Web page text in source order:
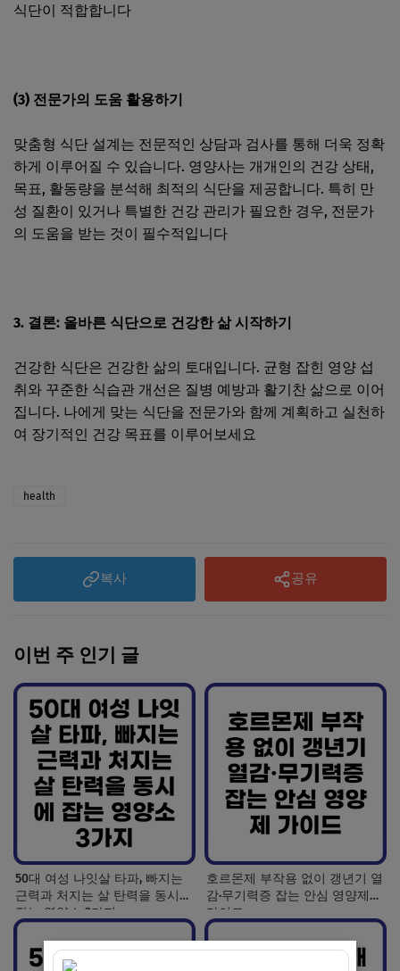
식단이 적합합니다​
(3) 전문가의 도움 활용하기
맞춤형 식단 설계는 전문적인 상담과 검사를 통해 더욱 정확
하게 이루어질 수 있습니다. 영양사는 개개인의 건강 상태,
목표, 활동량을 분석해 최적의 식단을 제공합니다. 특히 만
성 질환이 있거나 특별한 건강 관리가 필요한 경우, 전문가
의 도움을 받는 것이 필수적입니다​ ​
3. 결론: 올바른 식단으로 건강한 삶 시작하기
건강한 식단은 건강한 삶의 토대입니다. 균형 잡힌 영양 섭
취와 꾸준한 식습관 개선은 질병 예방과 활기찬 삶으로 이어
집니다. 나에게 맞는 식단을 전문가와 함께 계획하고 실천하
여 장기적인 건강 목표를 이루어보세요​
health
복사 공유
이번 주 인기 글
50대 여성 나잇살 타파, 빠지는
근력과 처지는 살 탄력을 동시에
잡는 영양소 3가지
호르몬제 부작용 없이 갱년기 열
감·무기력증 잡는 안심 영양제
가이드